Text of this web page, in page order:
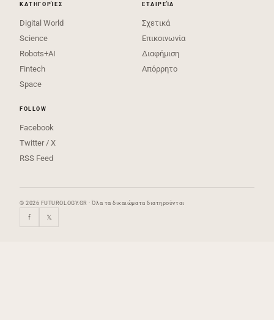
ΚΑΤΗΓΟΡΊΕΣ
Digital World
Science
Robots+AI
Fintech
Space
ΕΤΑΙΡΕΊΑ
Σχετικά
Επικοινωνία
Διαφήμιση
Απόρρητο
FOLLOW
Facebook
Twitter / X
RSS Feed
© 2026 FUTUROLOGY.GR · Όλα τα δικαιώματα διατηρούνται
f 𝕏